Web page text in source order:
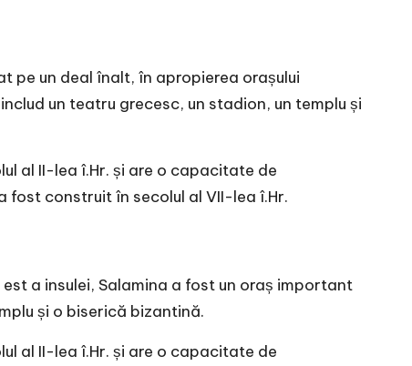
pe un deal înalt, în apropierea orașului
un teatru grecesc, un stadion, un templu și
al II-lea î.Hr. și are o capacitate de
construit în secolul al VII-lea î.Hr.
a insulei, Salamina a fost un oraș important
și o biserică bizantină.
al II-lea î.Hr. și are o capacitate de